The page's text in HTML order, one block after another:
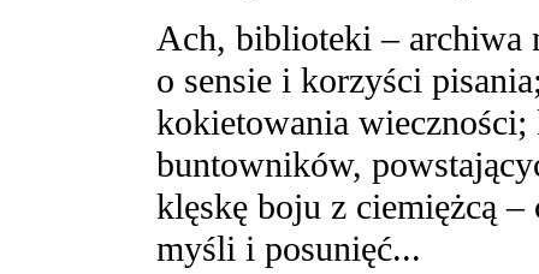
Ach, biblioteki – archiwa
o sensie i korzyści
kokietowania wieczności;
buntowników,
klęskę boju z ciemiężcą
myśli i posunięć...